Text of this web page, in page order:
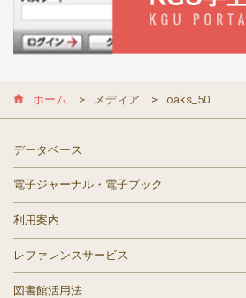
ホーム メディア oaks_50
データベース
電子ジャーナル・電子ブック
利用案内
レファレンスサービス
図書館活用法